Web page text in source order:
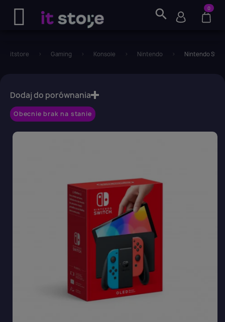
search 0
itstore Gaming Konsole Nintendo Nintendo
Obecnie brak na stanie
Dodaj do porównania